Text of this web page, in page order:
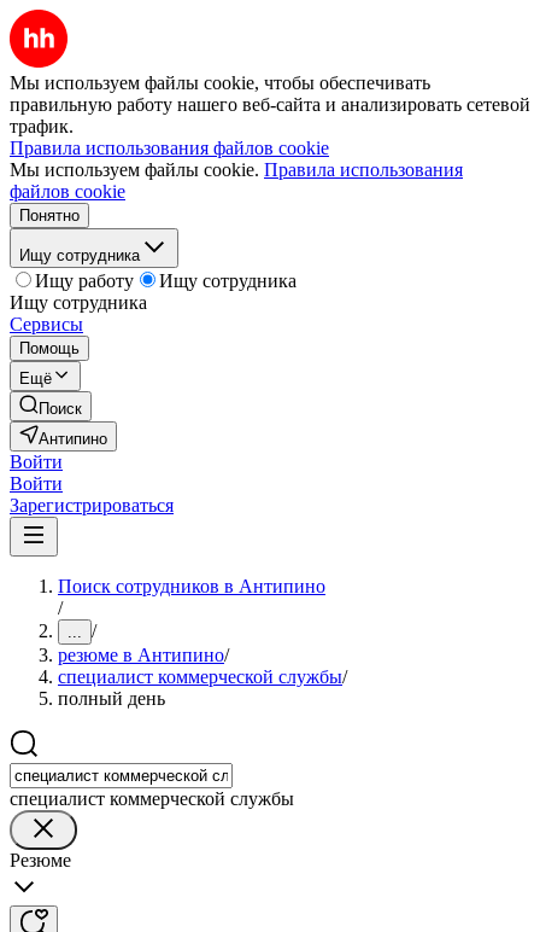
Мы используем файлы cookie, чтобы обеспечивать
правильную работу нашего веб-сайта и анализировать сетевой
трафик.
Правила использования файлов cookie
Мы используем файлы cookie. Правила использования
файлов cookie
Понятно
Ищу сотрудника
Ищу работу
Ищу сотрудника
Ищу сотрудника
Сервисы
Помощь
Ещё
Поиск
Антипино
Войти
Войти
Зарегистрироваться
Поиск сотрудников в Антипино
/
... /
резюме в Антипино/
специалист коммерческой службы/
полный день
специалист коммерческой службы
Резюме